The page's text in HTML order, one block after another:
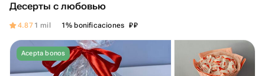
Десерты с любовью
4.87 1 mil 1% bonificaciones ₽₽
Acepta bonos